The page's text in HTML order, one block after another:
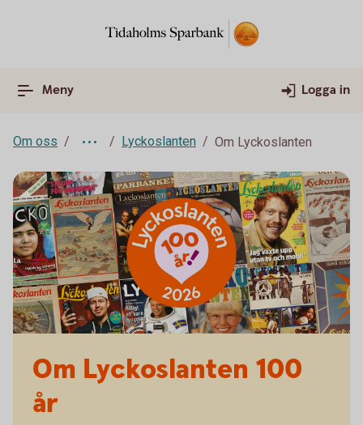
Meny Logga in
Om oss Lyckoslanten Om Lyckoslanten
Om Lyckoslanten 100
år